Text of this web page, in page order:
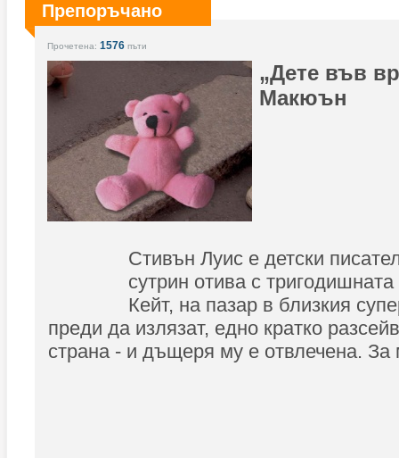
Препоръчано
Прочетена: 1576 пъти
„Дете във
Макюън
Стивън Луис е детски
сутрин отива с
Кейт, на пазар в близкия
преди да излязат, едно кратко
страна - и дъщеря му е отвлечена. За